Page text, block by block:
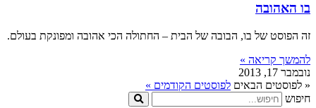
בו האהובה
זה הפוסט של בו, הבובה של הבית – החתולה הכי אהובה ומפונקת בעולם.
להמשך קריאה »
נובמבר 17, 2013
« לפוסטים הבאים לפוסטים הקודמים »
חיפוש